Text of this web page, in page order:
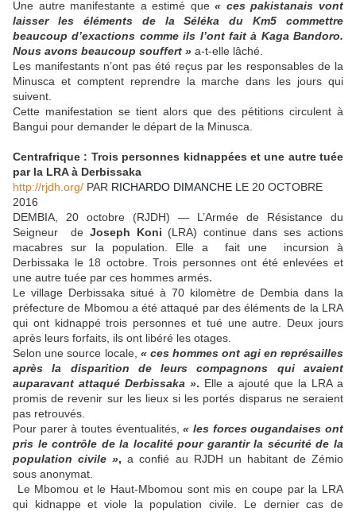
Une autre manifestante a estimé que « ces pakistanais vont
laisser les éléments de la Séléka du Km5 commettre
beaucoup d’exactions comme ils l’ont fait à Kaga Bandoro.
Nous avons beaucoup souffert » a-t-elle lâché.
Les manifestants n’ont pas été reçus par les responsables de la
Minusca et comptent reprendre la marche dans les jours qui
suivent.
Cette manifestation se tient alors que des pétitions circulent à
Bangui pour demander le départ de la Minusca.
Centrafrique : Trois personnes kidnappées et une autre tuée
par la LRA à Derbissaka
http://rjdh.org/ PAR RICHARDO DIMANCHE LE 20 OCTOBRE
2016
DEMBIA, 20 octobre (RJDH) — L’Armée de Résistance du
Seigneur de Joseph Koni (LRA) continue dans ses actions
macabres sur la population. Elle a fait une incursion à
Derbissaka le 18 octobre. Trois personnes ont été enlevées et
une autre tuée par ces hommes armés.
Le village Derbissaka situé à 70 kilomètre de Dembia dans la
préfecture de Mbomou a été attaqué par des éléments de la LRA
qui ont kidnappé trois personnes et tué une autre. Deux jours
après leurs forfaits, ils ont libéré les otages.
Selon une source locale, « ces hommes ont agi en représailles
après la disparition de leurs compagnons qui avaient
auparavant attaqué Derbissaka ». Elle a ajouté que la LRA a
promis de revenir sur les lieux si les portés disparus ne seraient
pas retrouvés.
Pour parer à toutes éventualités,« les forces ougandaises ont
pris le contrôle de la localité pour garantir la sécurité de la
population civile », a confié au RJDH un habitant de Zémio
sous anonymat.
Le Mbomou et le Haut-Mbomou sont mis en coupe par la LRA
qui kidnappe et viole la population civile. Le dernier cas de